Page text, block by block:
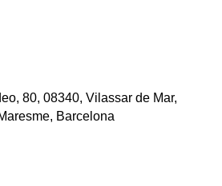
80, 08340, Vilassar de Mar,
Barcelona